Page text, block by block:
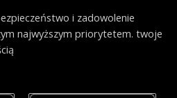
i zadowolenie
najwyższym priorytetem. twoje